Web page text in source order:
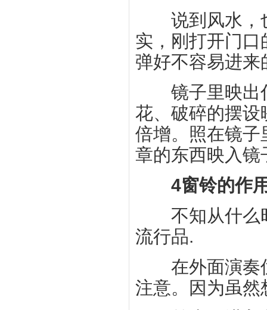
说到风水，也
实，刚打开门
弹好不容易进
镜子里映出什
花、破碎的摆设
倍增。照在镜子
章的东西映入镜
4窗铃的作
不知从什么时
流行品.
在外面演奏优
注意。因为虽然